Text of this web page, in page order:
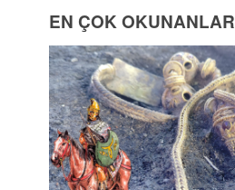
EN ÇOK OKUNANLAR